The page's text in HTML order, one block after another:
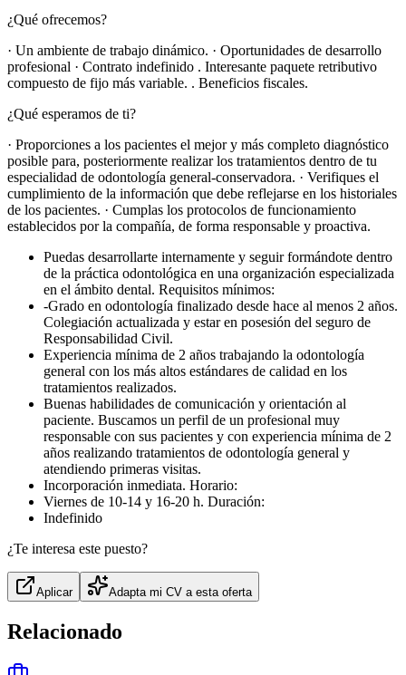
¿Qué ofrecemos?
· Un ambiente de trabajo dinámico. · Oportunidades de desarrollo
profesional · Contrato indefinido . Interesante paquete retributivo
compuesto de fijo más variable. . Beneficios fiscales.
¿Qué esperamos de ti?
· Proporciones a los pacientes el mejor y más completo diagnóstico
posible para, posteriormente realizar los tratamientos dentro de tu
especialidad de odontología general-conservadora. · Verifiques el
cumplimiento de la información que debe reflejarse en los historiales
de los pacientes. · Cumplas los protocolos de funcionamiento
establecidos por la compañía, de forma responsable y proactiva.
Puedas desarrollarte internamente y seguir formándote dentro
de la práctica odontológica en una organización especializada
en el ámbito dental. Requisitos mínimos:
-Grado en odontología finalizado desde hace al menos 2 años.
Colegiación actualizada y estar en posesión del seguro de
Responsabilidad Civil.
Experiencia mínima de 2 años trabajando la odontología
general con los más altos estándares de calidad en los
tratamientos realizados.
Buenas habilidades de comunicación y orientación al
paciente. Buscamos un perfil de un profesional muy
responsable con sus pacientes y con experiencia mínima de 2
años realizando tratamientos de odontología general y
atendiendo primeras visitas.
Incorporación inmediata. Horario:
Viernes de 10-14 y 16-20 h. Duración:
Indefinido
¿Te interesa este puesto?
Aplicar Adapta mi CV a esta oferta
Relacionado